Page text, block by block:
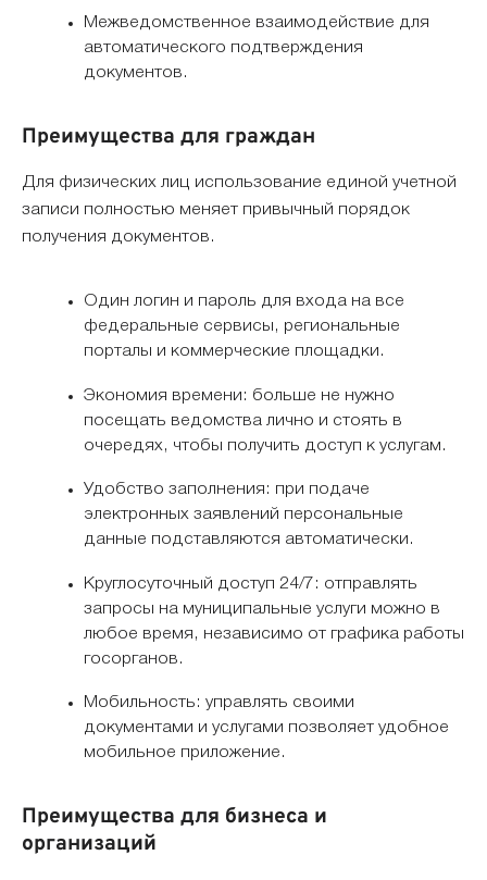
Межведомственное взаимодействие для
автоматического подтверждения
документов.
Преимущества для граждан
Для физических лиц использование единой учетной
записи полностью меняет привычный порядок
получения документов.
Один логин и пароль для входа на все
федеральные сервисы, региональные
порталы и коммерческие площадки.
Экономия времени: больше не нужно
посещать ведомства лично и стоять в
очередях, чтобы получить доступ к услугам.
Удобство заполнения: при подаче
электронных заявлений персональные
данные подставляются автоматически.
Круглосуточный доступ 24/7: отправлять
запросы на муниципальные услуги можно в
любое время, независимо от графика работы
госорганов.
Мобильность: управлять своими
документами и услугами позволяет удобное
мобильное приложение.
Преимущества для бизнеса и
организаций